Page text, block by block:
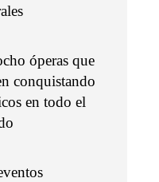
óperas que
conquistando
en todo el